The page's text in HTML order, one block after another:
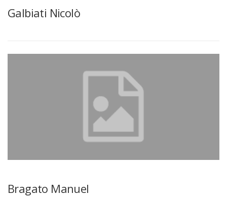
Galbiati Nicolò
Bragato Manuel